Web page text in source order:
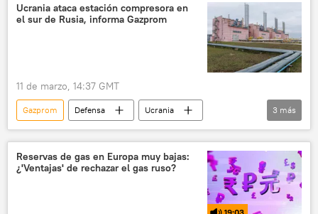
Ucrania ataca estación compresora en
el sur de Rusia, informa Gazprom
11 de marzo, 14:37 GMT
Gazprom Defensa
Ucrania
Rusia
📰 Operación rusa de desmilitarización y desnazificación de Ucrania
🛡️ Zonas de conflicto
gas
3 más
Reservas de gas en Europa muy bajas:
¿'Ventajas' de rechazar el gas ruso?